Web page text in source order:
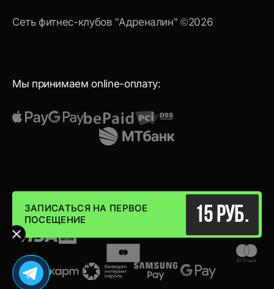
Мы принимаем online-оплату:
Сеть фитнес-клубов "Адреналин" ©2026
ЗАПИСАТЬСЯ НА ПЕРВОЕ
ПОСЕЩЕНИЕ
15 руб.